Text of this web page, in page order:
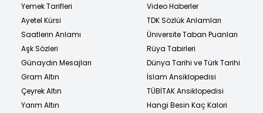
Yemek Tarifleri
Ayetel Kürsi
Saatlerin Anlamı
Aşk Sözleri
Günaydın Mesajları
Gram Altın
Çeyrek Altın
Yarım Altın
Video Haberler
TDK Sözlük Anlamları
Üniversite Taban Puanları
Rüya Tabirleri
Dünya Tarihi ve Türk Tarihi
İslam Ansiklopedisi
TÜBİTAK Ansiklopedisi
Hangi Besin Kaç Kalori